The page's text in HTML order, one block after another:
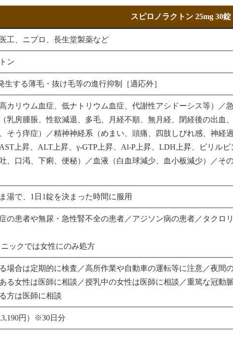
スピロノラクトン 25mg 30錠
工、ニプロ、長生堂製薬など
ン
生する薄毛・抜け毛等の進行抑制［適応外］
カリウム血症、低ナトリウム血症、代謝性アシドーシス等）／
乳房腫脹、性欲減退、多毛、月経不順、無月経、閉経後の出血
そう痒症）／精神神経系（めまい、頭痛、四肢しびれ感、神経
上昇、ALT上昇、γ-GTP上昇、Al-P上昇、LDH上昇、ビリル
、口渇、下痢、便秘）／血液（白血球減少、血小板減少）／そ
湯で、1日1錠を決まった時間に服用
の患者や無尿・急性腎不全の患者／アジソン病の患者／タクロ
ックでは女性にのみ処方
場合は定期的に検査／高所作業や自動車の運転等に注意／夜間
る女性は医師に相談／授乳中の女性は医師に相談／重篤な冠動
方は医師に相談
円）※30日分